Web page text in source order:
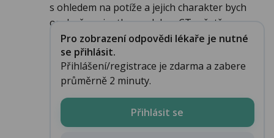
s ohledem na potíže a jejich charakter bych
osobně pacientku poslal na CT vyšetře...
Pro zobrazení odpovědi lékaře je nutné
se přihlásit.
Přihlášení/registrace je zdarma a zabere
průměrně 2 minuty.
Přihlásit se